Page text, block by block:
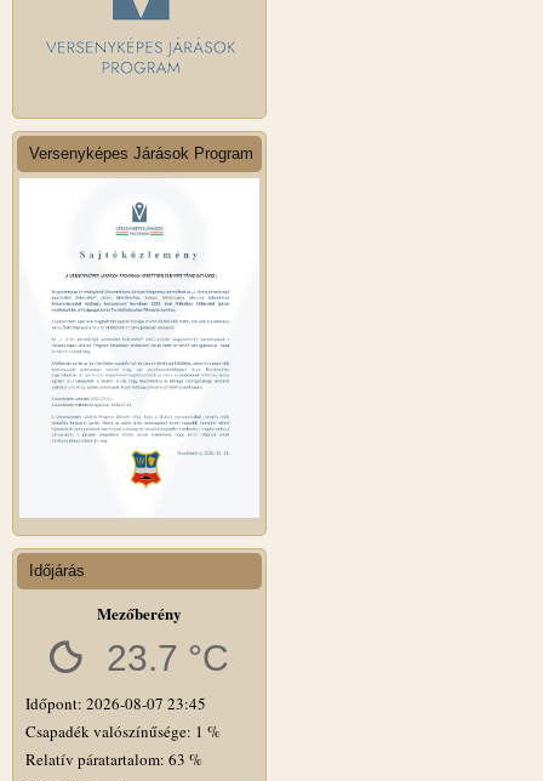
Versenyképes Járások Program
Időjárás
Mezőberény
23.7 °C
Időpont: 2026-08-07 23:45
Csapadék valószínűsége: 1 %
Relatív páratartalom: 63 %